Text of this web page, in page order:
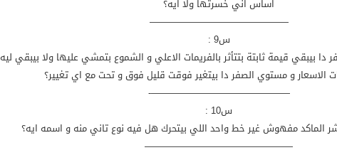
اساس اني خسرتها ولا ايه؟
———————————————
س9 :
بيبقي قيمة ثابتة بتتأثر بالفريمات الاعلي و الشموع بتمشي عليها ولا بيبقي ليه
الاسعار و مستوي الصفر دا بيتغير فوقت قليل فوق و تحت مع اي تغيير؟
———————————————-
س10 :
الماكد مفهوش غير خط واحد اللي بيتحرك هل فيه نوع تاني منه و اسمه ايه؟
————————————————